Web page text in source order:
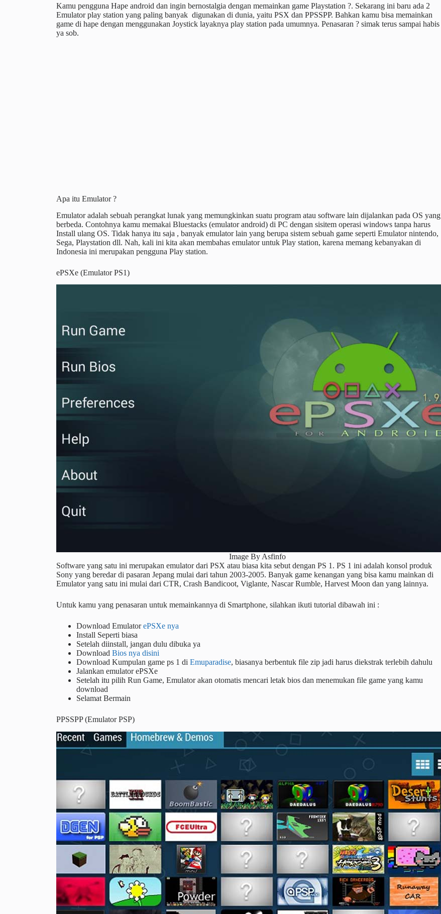
Kamu pengguna Hape android dan ingin bernostalgia dengan memainkan game Playstation ?. Sekarang ini baru ada 2
Emulator play station yang paling banyak digunakan di dunia, yaitu PSX dan PPSSPP. Bahkan kamu bisa memainkan
game di hape dengan menggunakan Joystick layaknya play station pada umumnya. Penasaran ? simak terus sampai habis
ya sob.
Apa itu Emulator ?
Emulator adalah sebuah perangkat lunak yang memungkinkan suatu program atau software lain dijalankan pada OS yang
berbeda. Contohnya kamu memakai Bluestacks (emulator android) di PC dengan sisitem operasi windows tanpa harus
Install ulang OS. Tidak hanya itu saja , banyak emulator lain yang berupa sistem sebuah game seperti Emulator nintendo,
Sega, Playstation dll. Nah, kali ini kita akan membahas emulator untuk Play station, karena memang kebanyakan di
Indonesia ini merupakan pengguna Play station.
ePSXe (Emulator PS1)
Image By Asfinfo
Software yang satu ini merupakan emulator dari PSX atau biasa kita sebut dengan PS 1. PS 1 ini adalah konsol produk
Sony yang beredar di pasaran Jepang mulai dari tahun 2003-2005. Banyak game kenangan yang bisa kamu mainkan di
Emulator yang satu ini mulai dari CTR, Crash Bandicoot, Viglante, Nascar Rumble, Harvest Moon dan yang lainnya.
Untuk kamu yang penasaran untuk memainkannya di Smartphone, silahkan ikuti tutorial dibawah ini :
Download EmulatorePSXe nya
Install Seperti biasa
Setelah diinstall, jangan dulu dibuka ya
Download Bios nya disini
Download Kumpulan game ps 1 di Emuparadise, biasanya berbentuk file zip jadi harus diekstrak terlebih dahulu
Jalankan emulator ePSXe
Setelah itu pilih Run Game, Emulator akan otomatis mencari letak bios dan menemukan file game yang kamu
download
Selamat Bermain
PPSSPP (Emulator PSP)